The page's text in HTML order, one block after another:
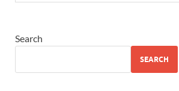
Search
SEARCH